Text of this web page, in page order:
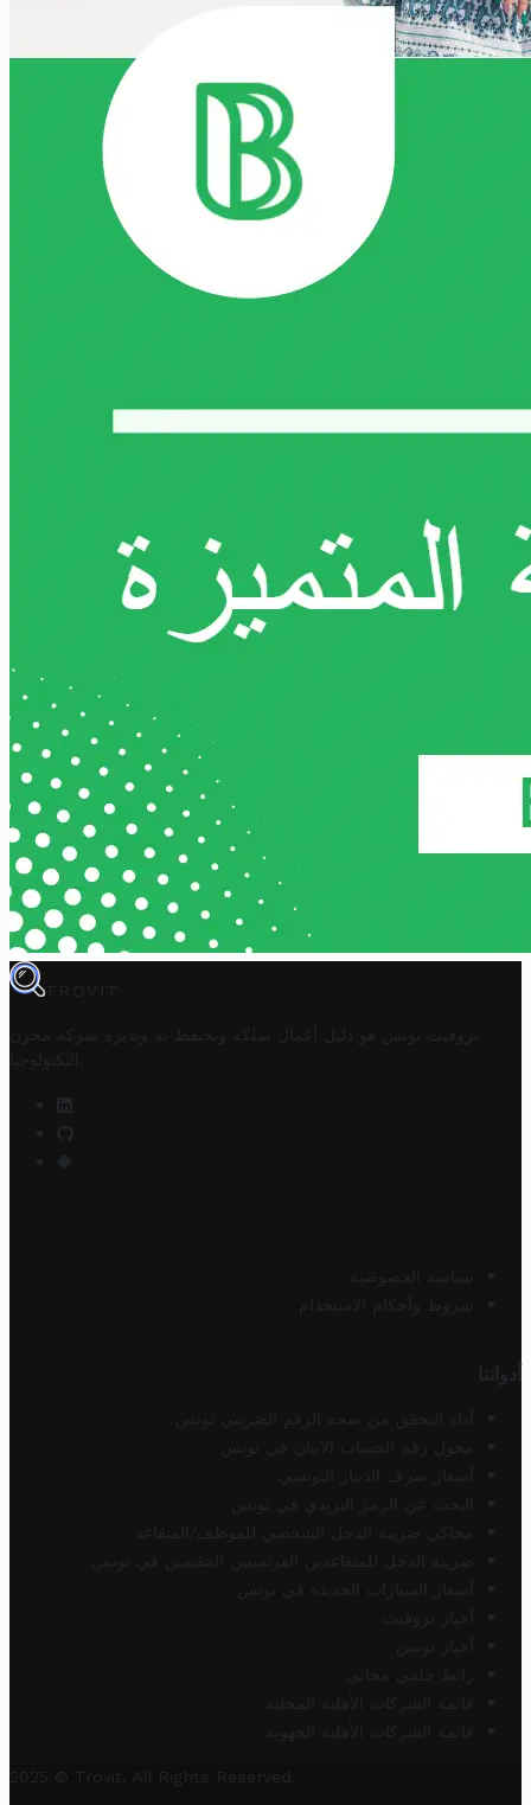
TROVIT
تروفيت تونس هو دليل أعمال تملكه وتحتفظ به وتديره
شركة مخزن
التكنولوجيا
سياسة الخصوصية
شروط وأحكام الاستخدام
أدواتنا
أداة التحقق من صحة الرقم الضريبي تونس
محول رقم الحساب الآيبان في تونس
أسعار صرف الدينار التونسي
البحث عن الرمز البريدي في تونس
محاكي ضريبة الدخل الشخصي للموظف/المتقاعد
ضريبة الدخل للمتقاعدين الفرنسيين المقيمين في تونس
أسعار السيارات الجديدة في تونس
أخبار تروفيت
أخبار تونس
رابط خلفي مجاني
قائمة الشركات الأهلية المحلية
قائمة الشركات الأهلية الجهوية
2025 © Trovit. All Rights Reserved.